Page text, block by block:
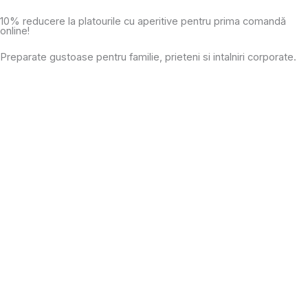
to
10% reducere la platourile cu aperitive pentru prima comandă
online!
Preparate gustoase pentru familie, prieteni si intalniri corporate.